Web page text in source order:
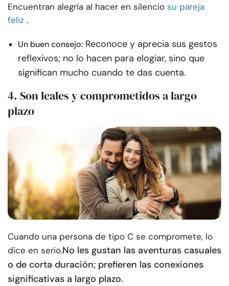
Encuentran alegría al hacer en silencio su pareja
feliz .
Un buen consejo: Reconoce y aprecia sus gestos
reflexivos; no lo hacen para elogiar, sino que
significan mucho cuando te das cuenta.
4. Son leales y comprometidos a largo
plazo
Cuando una persona de tipo C se compromete, lo
dice en serio.No les gustan las aventuras casuales
o de corta duración; prefieren las conexiones
significativas a largo plazo.